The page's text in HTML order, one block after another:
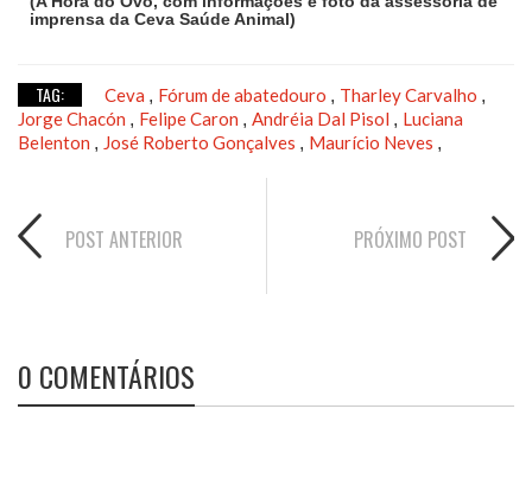
imprensa da Ceva Saúde Animal)
TAG: Ceva , Fórum de abatedouro , Tharley Carvalho ,
Jorge Chacón , Felipe Caron , Andréia Dal Pisol , Luciana
Belenton , José Roberto Gonçalves , Maurício Neves ,
POST ANTERIOR PRÓXIMO POST
0 COMENTÁRIOS